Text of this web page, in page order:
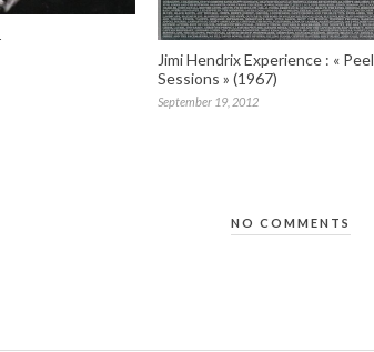
Jimi Hendrix Experience : « Peel
Sessions » (1967)
September 19, 2012
NO COMMENTS